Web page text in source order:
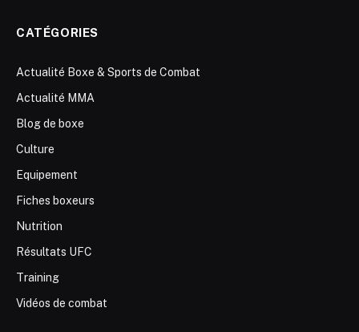
CATÉGORIES
Actualité Boxe & Sports de Combat
Actualité MMA
Blog de boxe
Culture
Equipement
Fiches boxeurs
Nutrition
Résultats UFC
Training
Vidéos de combat